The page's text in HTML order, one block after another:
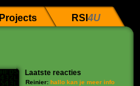
Projects RSI 4U
Laatste reacties
Reinier: hallo kan je meer info